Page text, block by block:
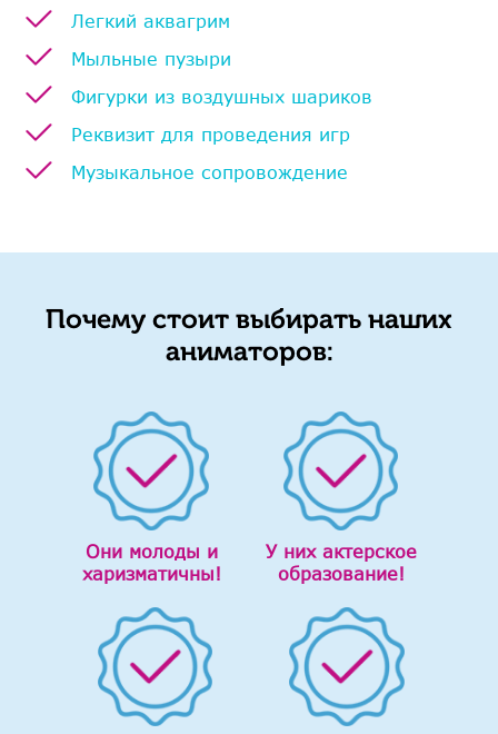
Легкий аквагрим
Мыльные пузыри
Фигурки из воздушных шариков
Реквизит для проведения игр
Музыкальное сопровождение
Почему стоит выбирать наших
аниматоров:
Они молоды и
харизматичны!
У них актерское
образование!